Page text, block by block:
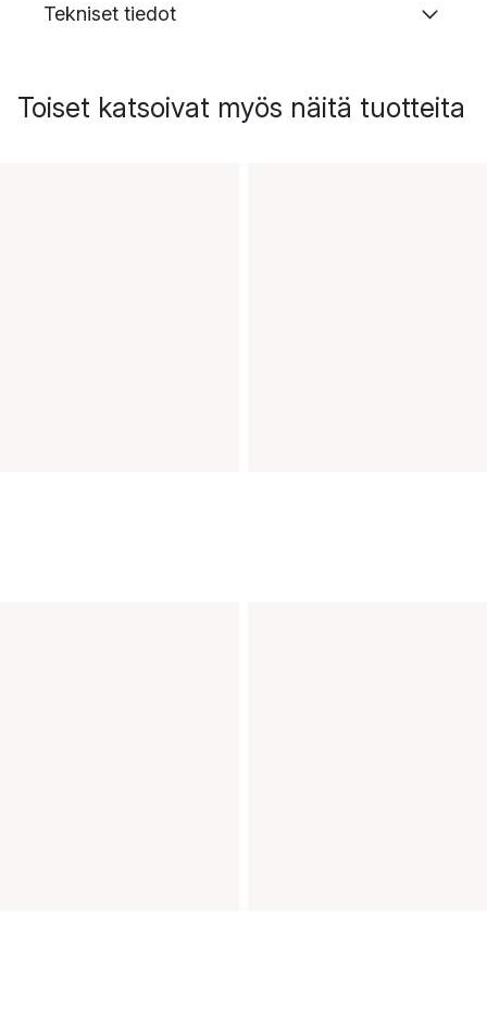
Tekniset tiedot
Toiset katsoivat myös näitä tuotteita